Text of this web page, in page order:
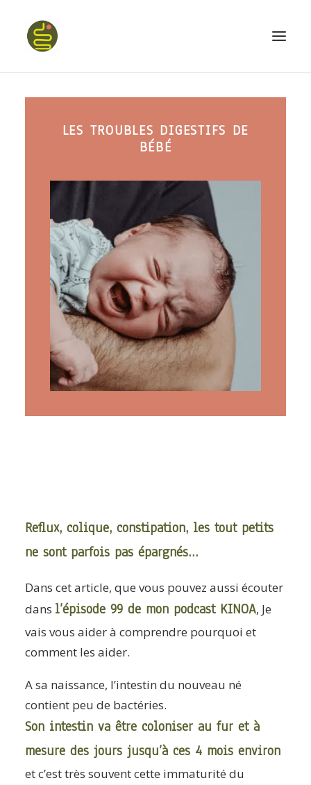
PROGRAMME HAPPY BELLY
CONFÉRENCES
podcast kinoa
ARTICLES
YOGA
faire le quiz
LES TROUBLES DIGESTIFS DE
BÉBÉ
Reflux, colique, constipation, les tout petits
ne sont parfois pas épargnés…
Dans cet article, que vous pouvez aussi écouter
dans l’épisode 99 de mon podcast KINOA, Je
vais vous aider à comprendre pourquoi et
comment les aider.
A sa naissance, l’intestin du nouveau né
contient peu de bactéries.
Son intestin va être coloniser au fur et à
mesure des jours jusqu’à ces 4 mois environ
et c’est très souvent cette immaturité du